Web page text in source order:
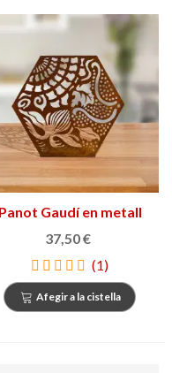
Panot Gaudí en metall
oxidat
37,50 €
(1)
Afegir a la cistella